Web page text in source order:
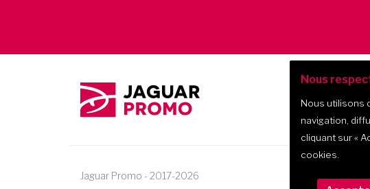
Jaguar Promo -2017-2026
Nous
Nous utilisons
navigation,
cliquant sur«
cookies.